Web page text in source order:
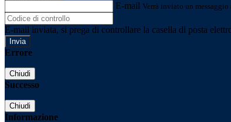
E-mail Verrà inviato un
E-mail inviata, si prega di controllare la casella di posta
Errore
Chiudi
Successo
Chiudi
Informazione